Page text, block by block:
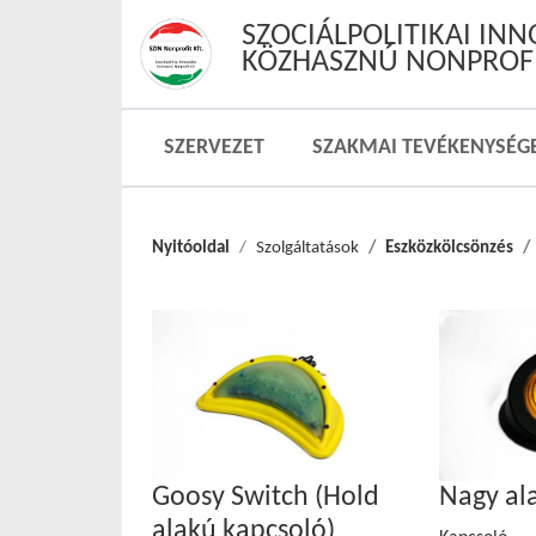
SZOCIÁLPOLITIKAI
KÖZHASZNÚ
SZERVEZET SZAKMAI
Nyitóoldal Szolgáltatások Eszközkölcsönzés
Goosy Switch (Hold
Nagy